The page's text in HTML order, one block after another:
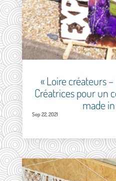
« Loire créateurs
Créatrices pour un
made
Sep 22, 2021